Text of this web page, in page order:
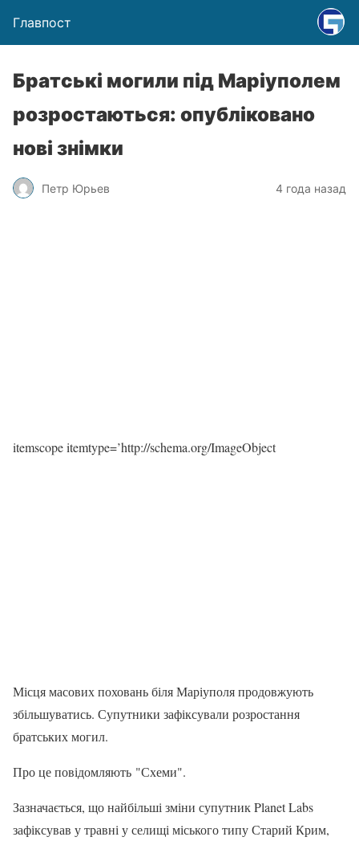
Главпост
Братські могили під Маріуполем
розростаються: опубліковано
нові знімки
Петр Юрьев 4 года назад
itemscope itemtype=’http://schema.org/ImageObject
Місця масових поховань біля Маріуполя продовжують
збільшуватись. Супутники зафіксували розростання
братських могил.
Про це повідомляють "Схеми".
Зазначається, що найбільші зміни супутник Planet Labs
зафіксував у травні у селищі міського типу Старий Крим,